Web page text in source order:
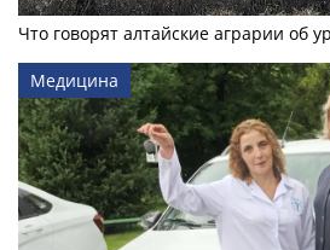
Что говорят алтайские аграрии об
Медицина